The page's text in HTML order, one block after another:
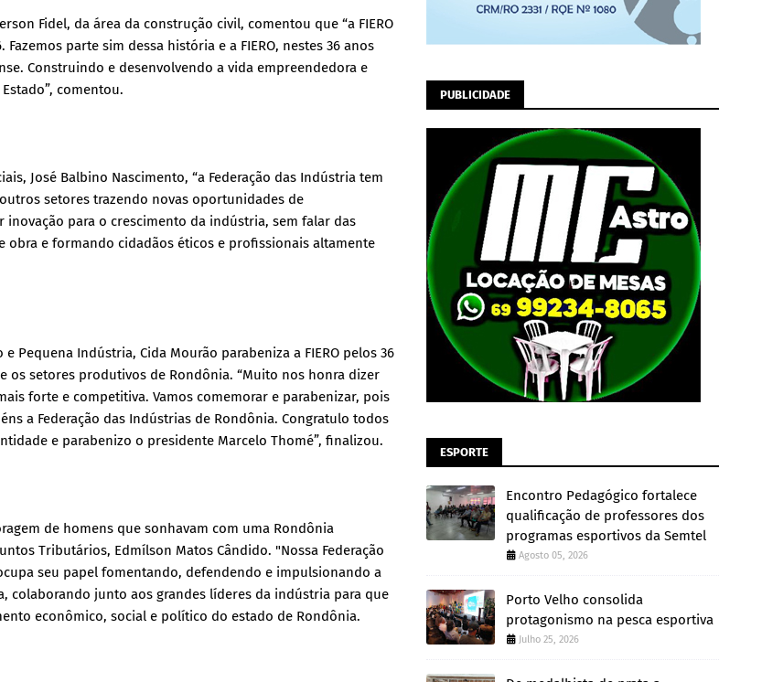
Fidel, da área da construção civil, comentou que “a FIERO
parte sim dessa história e a FIERO, nestes 36 anos
Construindo e desenvolvendo a vida empreendedora e
comentou.
José Balbino Nascimento, “a Federação das Indústria tem
setores trazendo novas oportunidades de
para o crescimento da indústria, sem falar das
obra e formando cidadãos éticos e profissionais altamente
Pequena Indústria, Cida Mourão parabeniza a FIERO pelos 36
setores produtivos de Rondônia. “Muito nos honra dizer
forte e competitiva. Vamos comemorar e parabenizar, pois
a Federação das Indústrias de Rondônia. Congratulo todos
e parabenizo o presidente Marcelo Thomé”, finalizou.
de homens que sonhavam com uma Rondônia
Tributários, Edmílson Matos Cândido. "Nossa Federação
seu papel fomentando, defendendo e impulsionando a
junto aos grandes líderes da indústria para que
econômico, social e político do estado de Rondônia.
PUBLICIDADE
ESPORTE
Encontro Pedagógico fortalece
qualificação de professores dos
programas esportivos da Semtel
Agosto 05, 2026
Porto Velho consolida
protagonismo na pesca esportiva
Julho 25, 2026